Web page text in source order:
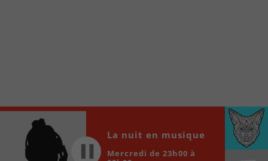
locale vous sont maintenant accessibles en un clic!
Audio
Player
00:00 00:00
La nuit en musique
Mercredi de 23h00 à